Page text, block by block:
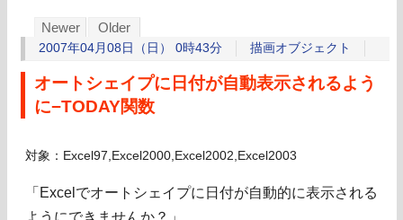
Newer Older
2007年04月08日（日） 0時43分 描画オブジェクト
オートシェイプに日付が自動表示されるよう
に−TODAY関数
対象：Excel97,Excel2000,Excel2002,Excel2003
「Excelでオートシェイプに日付が自動的に表示される